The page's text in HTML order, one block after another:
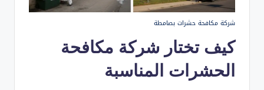
شركة مكافحة حشرات بصامطة
كيف تختار شركة مكافحة
الحشرات المناسبة